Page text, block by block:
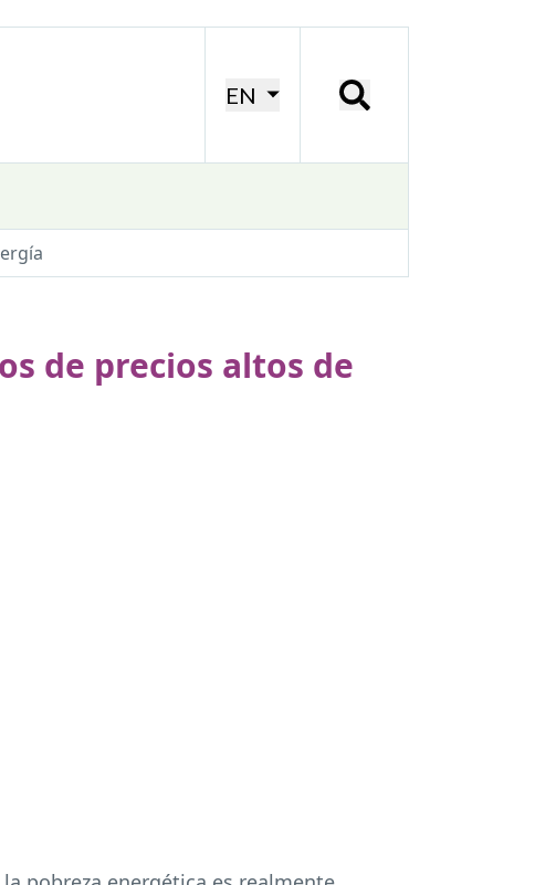
EN
de precios altos de